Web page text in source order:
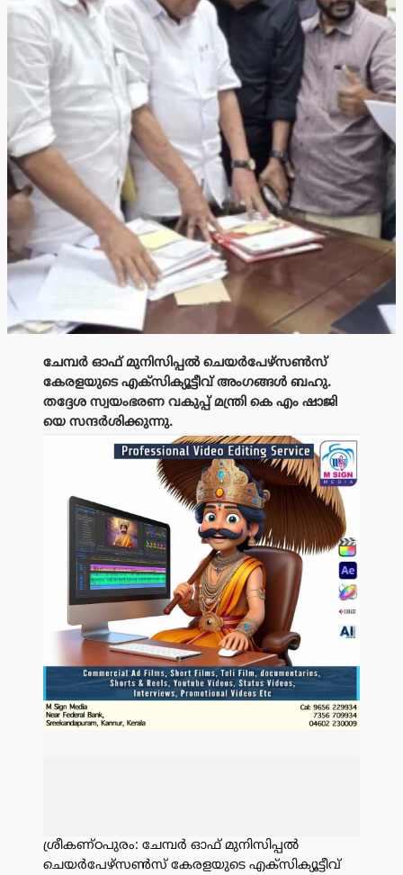
ചേമ്പർ ഓഫ് മുനിസിപ്പൽ ചെയർപേഴ്സൺസ്
കേരളയുടെ എക്സിക്യൂട്ടീവ് അംഗങ്ങൾ ബഹു.
തദ്ദേശ സ്വയംഭരണ വകുപ്പ് മന്ത്രി കെ എം ഷാജി
യെ സന്ദർശിക്കുന്നു.
പരസ്യം
ശ്രീകണ്ഠപുരം: ചേമ്പർ ഓഫ് മുനിസിപ്പൽ
ചെയർപേഴ്സൺസ് കേരളയുടെ എക്സിക്യൂട്ടീവ്